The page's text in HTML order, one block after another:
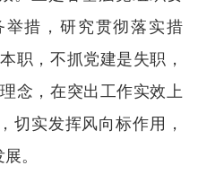
措，研究贯彻落实措
职，不抓党建是失职，
念，在突出工作实效上
切实发挥风向标作用，
。